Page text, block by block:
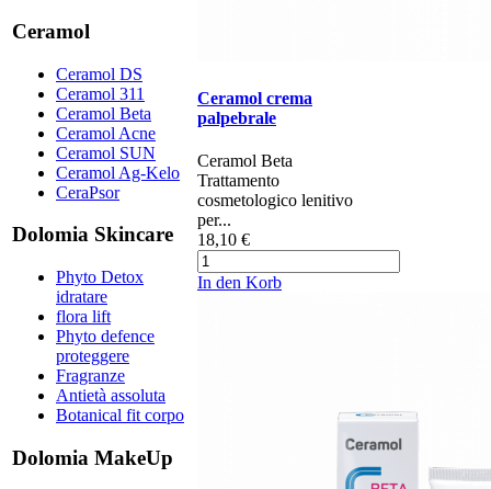
Ceramol
Ceramol DS
Ceramol 311
Ceramol Beta
Ceramol Acne
Ceramol SUN
Ceramol Ag-Kelo
CeraPsor
Dolomia Skincare
Phyto Detox
idratare
flora lift
Phyto defence
proteggere
Fragranze
Antietà assoluta
Botanical fit corpo
Dolomia MakeUp
Ceramol crema
palpebrale
Ceramol Beta ​​
Trattamento
cosmetologico lenitivo
per...
18,10 €
In den Korb